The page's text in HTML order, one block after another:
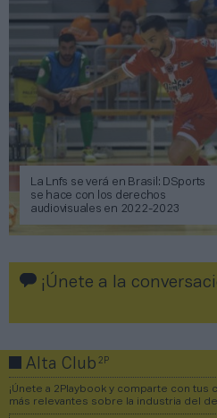
La Lnfs se verá en Brasil: DSports
se hace con los derechos
audiovisuales en 2022-2023
¡Únete a la
Alta Club2P
¡Únete a 2Playbook y comparte con
más relevantes sobre la industria del